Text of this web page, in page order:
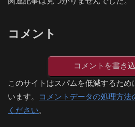
コメント
コメントを書き
このサイトはスパムを低減するため
います。
コメントデータの処理方法
ください。